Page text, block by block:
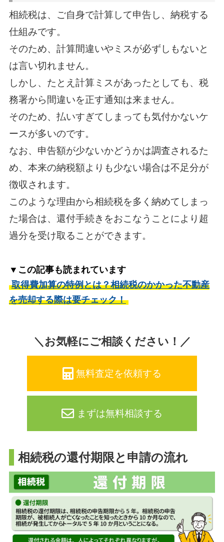
相続税は、ご自身で計算して申告し、納税する
仕組みです。
そのため、計算間違いやミスが必ずしもないと
は言い切れません。
しかし、たとえ計算ミスがあったとしても、税
務署から間違いを正す通知は来ません。
そのため、払いすぎてしまっても気付かないケ
ースが多いのです。
なお、申告額が少ないかどうかは調査されるた
め、本来の納税額よりも少ない場合は不足分が
徴収されます。
このような理由から相続税を多く納めてしまっ
た場合は、還付手続きをおこなうことにより超
過分を受け取ることができます。
▼この記事も読まれています
取得費加算の特例とは？相続税のかかった不動産
を売却する際は要チェック！
＼お気軽にご相談ください！／
無料査定を依頼する
まずは無料相談する
相続税の還付期限と申請の流れ